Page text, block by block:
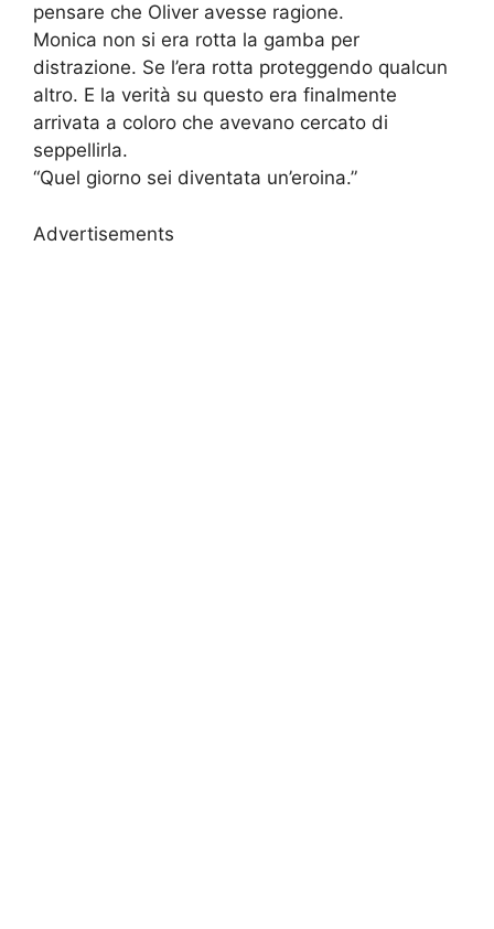
pensare che Oliver avesse ragione.
Monica non si era rotta la gamba per
distrazione. Se l’era rotta proteggendo qualcun
altro. E la verità su questo era finalmente
arrivata a coloro che avevano cercato di
seppellirla.
“Quel giorno sei diventata un’eroina.”
Advertisements